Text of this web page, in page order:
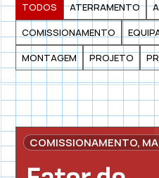
ATERRAMENTO
COMISSIONAMENTO
MONTAGEM
PROJETO
TODOS
COMISSIONAMENTO,